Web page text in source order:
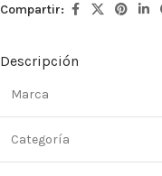
Compartir:
Descripción
Marca
Categoría